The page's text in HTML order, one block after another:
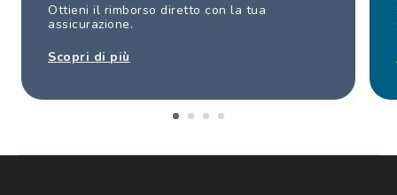
Ottieni il rimborso diretto con la tua
assicurazione.
Scopri di più